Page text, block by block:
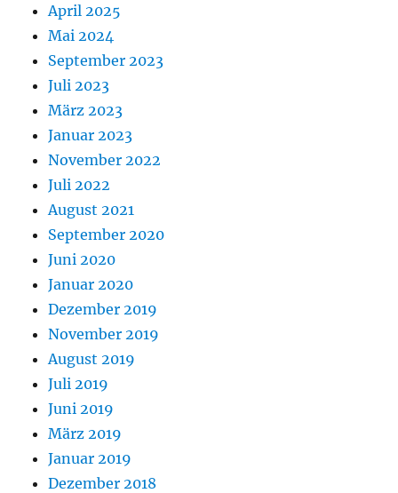
April 2025
Mai 2024
September 2023
Juli 2023
März 2023
Januar 2023
November 2022
Juli 2022
August 2021
September 2020
Juni 2020
Januar 2020
Dezember 2019
November 2019
August 2019
Juli 2019
Juni 2019
März 2019
Januar 2019
Dezember 2018